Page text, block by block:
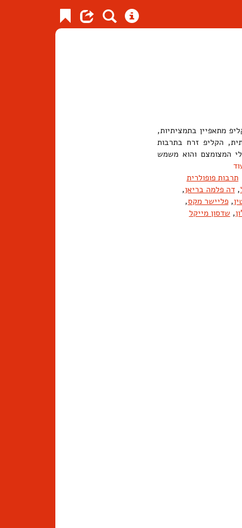
מתאפיין בתמציתיות,
הקליפ זרח בתרבות
התחום המוזיקלי המצומצם והוא משמש
תרבות פופולרית
,דה פלמה בריאן,
,פליישר מקס,
, שדסון מייקל